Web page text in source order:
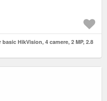
HikVision, 4 camere, 2 MP, 2.8